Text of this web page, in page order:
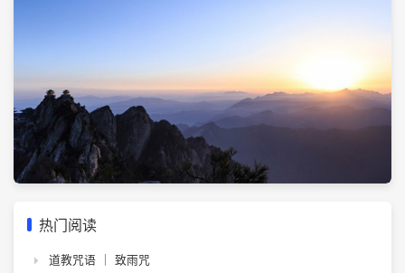
热门阅读
道教咒语 ｜ 致雨咒